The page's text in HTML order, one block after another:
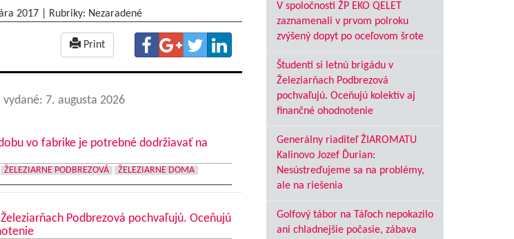
2017| Rubriky: Nezaradené
Print
vydané: 7. augusta 2026
vo fabrike je potrebné dodržiavať na
ŽELEZIARNE PODBREZOVÁ ŽELEZIARNE DOMA
Podbrezová pochvaľujú. Oceňujú
V spoločnosti ŽP EKO QELET
zaznamenali v prvom polroku
zvýšený dopyt po oceľovom šrote
Študenti si letnú brigádu v
Železiarňach Podbrezová
pochvaľujú. Oceňujú kolektív aj
finančné ohodnotenie
Generálny riaditeľ ŽIAROMATU
Kalinovo Jozef Ďurian:
Nesústreďujeme sa na problémy,
ale na riešenia
Golfový tábor na Táľoch nepokazilo
ani chladnejšie počasie, zábava